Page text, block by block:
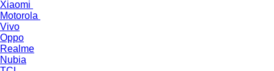
Xiaomi
Motorola
Vivo
Oppo
Realme
Nubia